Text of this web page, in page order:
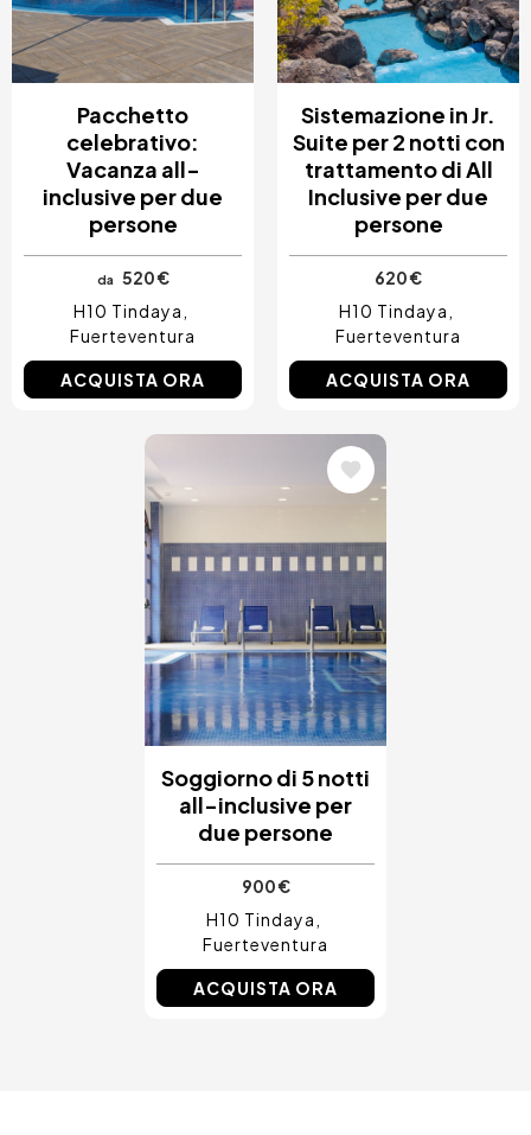
Pacchetto
celebrativo:
Vacanza all-
inclusive per due
persone
da 520 €
H10 Tindaya
Fuerteventura
ACQUISTA ORA
Sistemazione in Jr.
Suite per 2 notti con
trattamento di All
Inclusive per due
persone
620 €
H10 Tindaya
Fuerteventura
ACQUISTA ORA
Immagine
Soggiorno di 5 notti
all-inclusive per
due persone
900 €
H10 Tindaya
Fuerteventura
ACQUISTA ORA